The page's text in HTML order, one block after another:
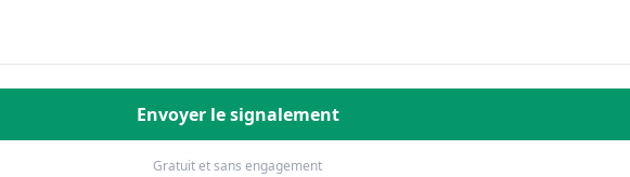
Envoyer le signalement
Gratuit et sans engagement